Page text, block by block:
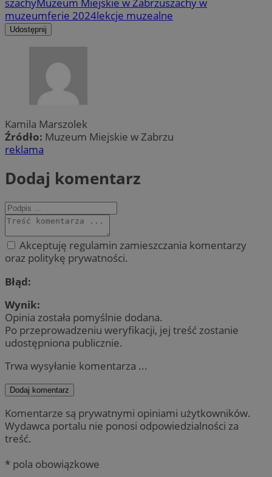
szachyMuzeum Miejskie w Zabrzuszachy w
muzeumferie 2024lekcje muzealne
Udostępnij
Kamila Marszolek
Źródło: Muzeum Miejskie w Zabrzu
reklama
Dodaj komentarz
Akceptuję regulamin zamieszczania komentarzy
oraz politykę prywatności.
Błąd:
Wynik:
Opinia została pomyślnie dodana.
Po przeprowadzeniu weryfikacji, jej treść zostanie
udostępniona publicznie.
Trwa wysyłanie komentarza ...
Dodaj komentarz
Komentarze są prywatnymi opiniami użytkowników.
Wydawca portalu nie ponosi odpowiedzialności za
treść.
* pola obowiązkowe